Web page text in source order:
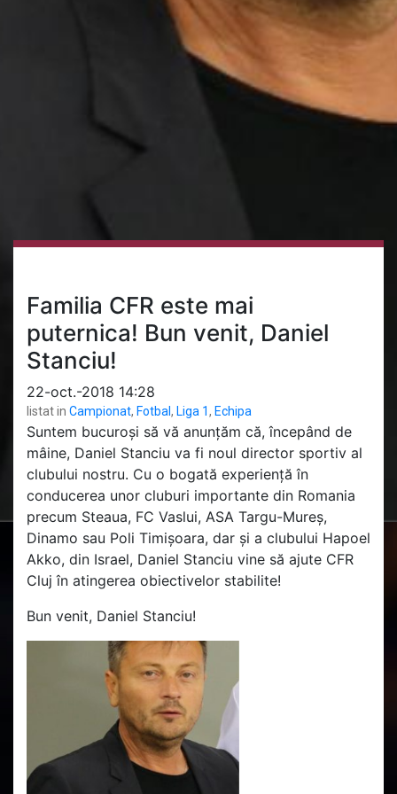
Familia CFR este mai
puternica! Bun venit, Daniel
Stanciu!
22-oct.-2018 14:28
listat in Campionat, Fotbal, Liga 1, Echipa
Suntem bucuroși să vă anunțăm că, începând de
mâine, Daniel Stanciu va fi noul director sportiv al
clubului nostru. Cu o bogată experiență în
conducerea unor cluburi importante din Romania
precum Steaua, FC Vaslui, ASA Targu-Mureș,
Dinamo sau Poli Timișoara, dar și a clubului Hapoel
Akko, din Israel, Daniel Stanciu vine să ajute CFR
Cluj în atingerea obiectivelor stabilite!
Bun venit, Daniel Stanciu!